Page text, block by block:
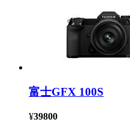
富士GFX 100S
¥39800